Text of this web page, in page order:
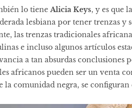
lo tieneAlicia Keys, y es que
lesbiana por tener trenzas y
las trenzas tradicionales
e incluso algunos artículos
a tan absurdas
africanos pueden ser un venta
la comunidad negra, se